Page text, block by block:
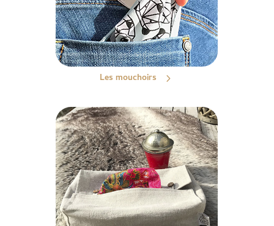
Les mouchoirs